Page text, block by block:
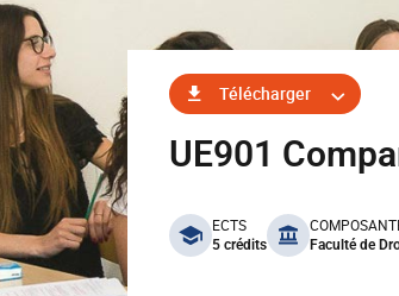
Télécharger
UE901
benefits
ECTS
5 crédits Faculté de